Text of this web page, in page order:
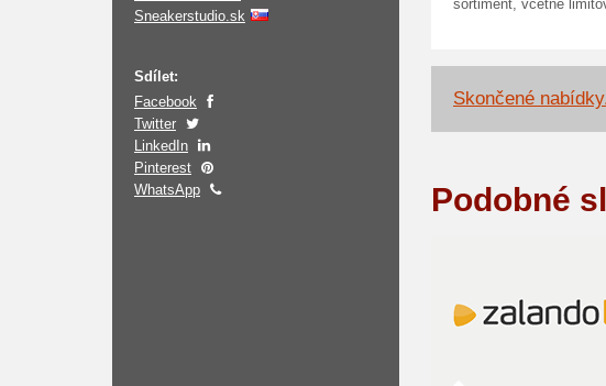
Sneakerstudio.sk
Sdílet:
Facebook
Twitter
LinkedIn
Pinterest
WhatsApp
sortiment, včetně
Skončené
Podobné